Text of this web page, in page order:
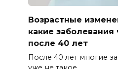
Возрастные
какие
после 40 лет
После 40 лет многие